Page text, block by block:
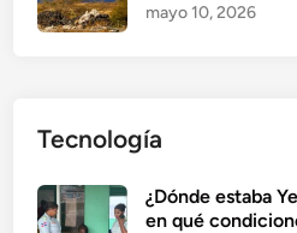
mayo 10, 2026
Tecnología
¿Dónde estaba
en qué